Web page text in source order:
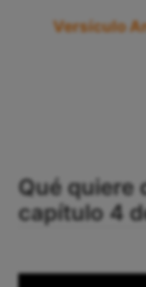
Versículo
Qué quiere
capítulo 4